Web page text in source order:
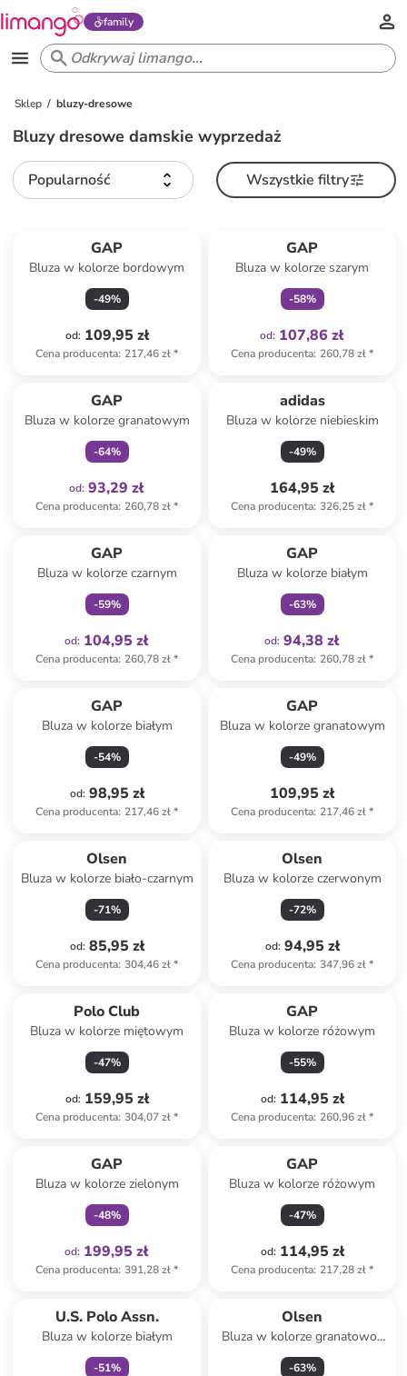
family
Sklep bluzy-dresowe
Bluzy dresowe damskie wyprzedaż
Popularność Wszystkie filtry
GAP
Bluza w kolorze bordowym
-49%
od: 109,95 zł
Cena producenta: 217,46 zł*
GAP
Bluza w kolorze szarym
-58%
od: 107,86 zł
Cena producenta: 260,78 zł*
GAP
Bluza w kolorze granatowym
-64%
od: 93,29 zł
Cena producenta: 260,78 zł*
adidas
Bluza w kolorze niebieskim
-49%
164,95 zł
Cena producenta: 326,25 zł*
GAP
Bluza w kolorze czarnym
-59%
od: 104,95 zł
Cena producenta: 260,78 zł*
GAP
Bluza w kolorze białym
-63%
od: 94,38 zł
Cena producenta: 260,78 zł*
GAP
Bluza w kolorze białym
-54%
od: 98,95 zł
Cena producenta: 217,46 zł*
GAP
Bluza w kolorze granatowym
-49%
109,95 zł
Cena producenta: 217,46 zł*
Olsen
Bluza w kolorze biało-czarnym
-71%
od: 85,95 zł
Cena producenta: 304,46 zł*
Olsen
Bluza w kolorze czerwonym
-72%
od: 94,95 zł
Cena producenta: 347,96 zł*
Polo Club
Bluza w kolorze miętowym
-47%
od: 159,95 zł
Cena producenta: 304,07 zł*
GAP
Bluza w kolorze różowym
-55%
od: 114,95 zł
Cena producenta: 260,96 zł*
GAP
Bluza w kolorze zielonym
-48%
od: 199,95 zł
Cena producenta: 391,28 zł*
GAP
Bluza w kolorze różowym
-47%
od: 114,95 zł
Cena producenta: 217,28 zł*
U.S. Polo Assn.
Bluza w kolorze białym
-51%
Olsen
Bluza w kolorze granatowo-
białym
-63%